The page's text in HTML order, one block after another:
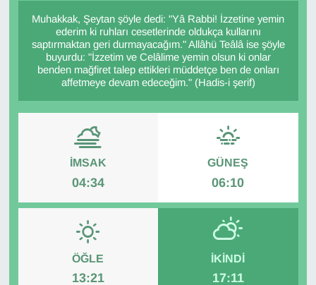
Muhakkak, Şeytan şöyle dedi: "Yâ Rabbi! İzzetine yemin
ederim ki ruhları cesetlerinde oldukça kullarını
saptırmaktan geri durmayacağım." Allâhü Teâlâ ise şöyle
buyurdu: "İzzetim ve Celâlime yemin olsun ki onlar
benden mağfiret talep ettikleri müddetçe ben de onları
affetmeye devam edeceğim." (Hadis-i şerif)
İMSAK
04:34
GÜNEŞ
06:10
ÖĞLE
13:21
İKINDI
17:11
Diğer
DÜNYA
EKONOMİ
Eleman
Emlak
En çok konuşulanlar
GENEL